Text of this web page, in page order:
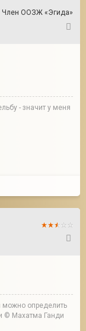
Член ООЗЖ «Эгида»
- значит у меня
можно определить
© Махатма Ганди